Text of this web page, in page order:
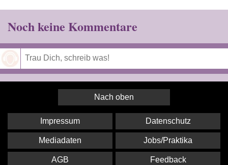
Noch keine Kommentare
Nach oben
Impressum Datenschutz
Mediadaten Jobs/Praktika
AGB Feedback